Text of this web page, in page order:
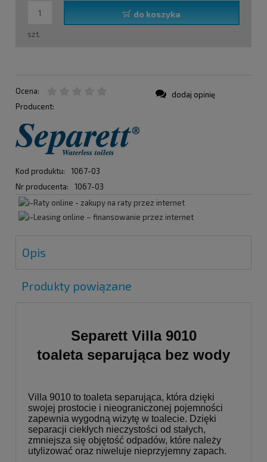
szt.
do koszyka
Ocena:
Producent:
Kod produktu:
1067-03
Nr producenta:
1067-03
dodaj opinię
Opis
Produkty powiązane
Separett Villa 9010
toaleta separująca bez wody
Villa 9010 to toaleta separująca, która dzięki
swojej prostocie i nieograniczonej pojemności
zapewnia wygodną wizytę w toalecie. Dzięki
separacji ciekłych nieczystości od stałych,
zmniejsza się objętość odpadów, które należy
utylizować oraz niweluje nieprzyjemny zapach.